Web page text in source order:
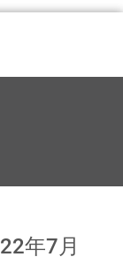
年7月